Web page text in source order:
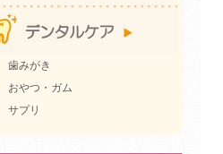
歯みがき
おやつ・ガム
サプリ